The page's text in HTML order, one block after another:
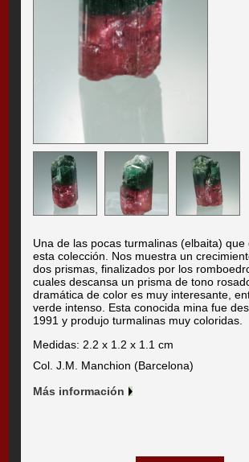
Una de las pocas turmalinas (elbaita) que
esta colección. Nos muestra un
dos prismas, finalizados por los
cuales descansa un prisma de tono
dramática de color es muy interesante,
verde intenso. Esta conocida mina fue
1991 y produjo turmalinas muy coloridas.
Medidas: 2.2 x 1.2 x 1.1 cm
Col. J.M. Manchion (Barcelona)
Más información